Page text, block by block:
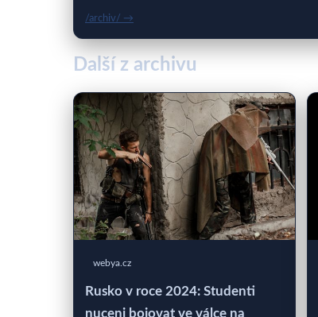
/archiv/ →
Další z archivu
webya.cz
Rusko v roce 2024: Studenti
nuceni bojovat ve válce na